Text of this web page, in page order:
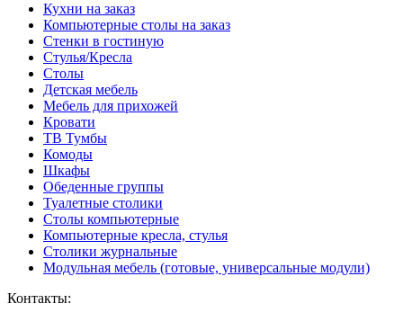
Кухни на заказ
Компьютерные столы на заказ
Стенки в гостиную
Стулья/Кресла
Столы
Детская мебель
Мебель для прихожей
Кровати
ТВ Тумбы
Комоды
Шкафы
Обеденные группы
Туалетные столики
Столы компьютерные
Компьютерные кресла, стулья
Столики журнальные
Модульная мебель (готовые, универсальные модули)
Контакты: